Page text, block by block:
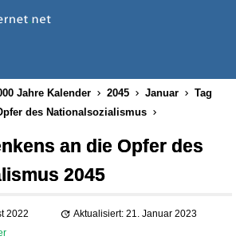
Jahre Kalender 2045 Januar
Tag
des Nationalsozialismus
an die Opfer des
2045
2022
Aktualisiert: 21. Januar 2023